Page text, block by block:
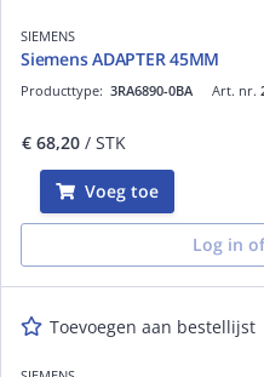
SIEMENS
Siemens ADAPTER 45MM
Art. nr.
Producttype: 3RA6890-0BA
€ 68,20 / STK
Voeg toe
Log in
Toevoegen aan bestellijst